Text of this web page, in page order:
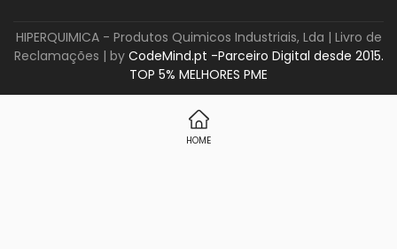
HIPERQUIMICA - Produtos Quimicos Industriais, Lda | Livro de
Reclamações | by CodeMind.pt -Parceiro Digital desde 2015.
TOP 5% MELHORES PME
HOME